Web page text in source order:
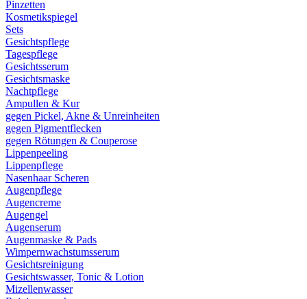
Pinzetten
Kosmetikspiegel
Sets
Gesichtspflege
Tagespflege
Gesichtsserum
Gesichtsmaske
Nachtpflege
Ampullen & Kur
gegen Pickel, Akne & Unreinheiten
gegen Pigmentflecken
gegen Rötungen & Couperose
Lippenpeeling
Lippenpflege
Nasenhaar Scheren
Augenpflege
Augencreme
Augengel
Augenserum
Augenmaske & Pads
Wimpernwachstumsserum
Gesichtsreinigung
Gesichtswasser, Tonic & Lotion
Mizellenwasser